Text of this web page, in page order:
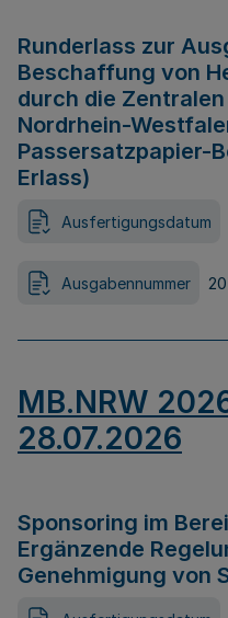
Runderlass zur
Beschaffung von
durch die
Nordrhein-
Passersatzpapier-
Erlass)
Ausfertigungsdatum
Ausgabennummer
MB.NRW
28.07.2026
Sponsoring im
Ergänzende
Genehmigung von